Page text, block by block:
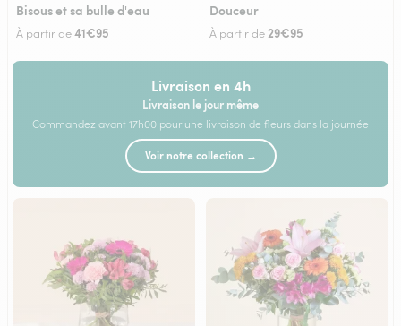
Bisous et sa bulle d'eau
À partir de41€95
Douceur
À partir de 29€95
Livraison en 4h
Livraison le jour même
Commandez avant 17h00 pour une livraison de fleurs dans la journée
Voir notre collection →